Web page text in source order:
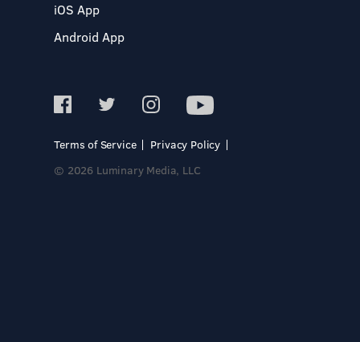
iOS App
Android App
Terms of Service
Privacy Policy
© 2026 Luminary Media, LLC